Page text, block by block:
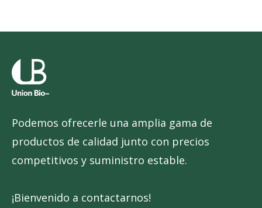
Podemos ofrecerle una amplia gama de
productos de calidad junto con precios
competitivos y suministro estable.
¡Bienvenido a contactarnos!